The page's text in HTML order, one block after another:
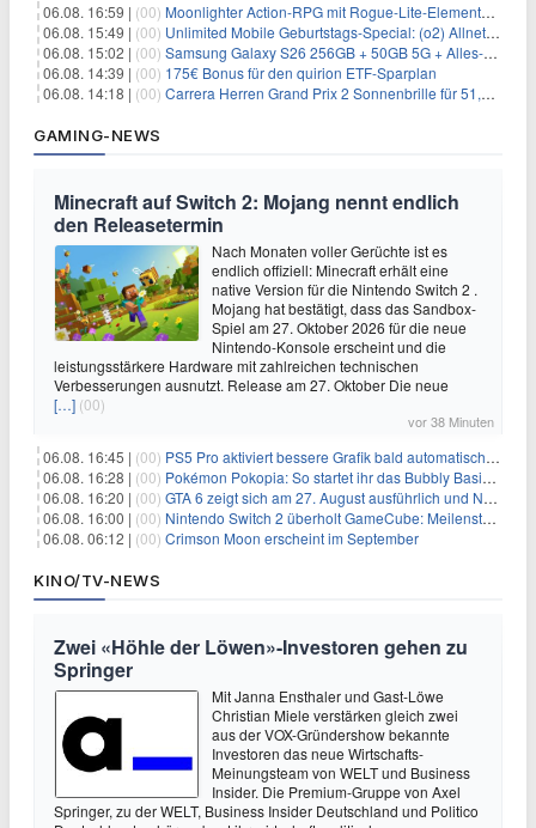
06.08. 16:59 | (00) Moonlighter Action-RPG mit Rogue-Lite-Elementen kostenlos bei Steam
06.08. 15:49 | (00) Unlimited Mobile Geburtstags-Special: (o2) Allnet-Flats ab 14,99€/Monat
06.08. 15:02 | (00) Samsung Galaxy S26 256GB + 50GB 5G + Alles-Flat im Vodafone-Netz für 19,99€/Monat – eff. 0,20€/Monat
06.08. 14:39 | (00) 175€ Bonus für den quirion ETF-Sparplan
06.08. 14:18 | (00) Carrera Herren Grand Prix 2 Sonnenbrille für 51,55€
GAMING-NEWS
Minecraft auf Switch 2: Mojang nennt endlich
den Releasetermin
Nach Monaten voller Gerüchte ist es
endlich offiziell: Minecraft erhält eine
native Version für die Nintendo Switch 2 .
Mojang hat bestätigt, dass das Sandbox-
Spiel am 27. Oktober 2026 für die neue
Nintendo-Konsole erscheint und die
leistungsstärkere Hardware mit zahlreichen technischen
Verbesserungen ausnutzt. Release am 27. Oktober Die neue
[…] (00)
vor 38 Minuten
06.08. 16:45 | (00) PS5 Pro aktiviert bessere Grafik bald automatisch, aber das Update ist kleiner als gedacht
06.08. 16:28 | (00) Pokémon Pokopia: So startet ihr das Bubbly Basin-DLC
06.08. 16:20 | (00) GTA 6 zeigt sich am 27. August ausführlich und Netflix bekommt sechs Stunden Vorsprung
06.08. 16:00 | (00) Nintendo Switch 2 überholt GameCube: Meilenstein schon nach kurzer Zeit erreicht
06.08. 06:12 | (00) Crimson Moon erscheint im September
KINO/TV-NEWS
Zwei «Höhle der Löwen»-Investoren gehen zu
Springer
Mit Janna Ensthaler und Gast-Löwe
Christian Miele verstärken gleich zwei
aus der VOX-Gründershow bekannte
Investoren das neue Wirtschafts-
Meinungsteam von WELT und Business
Insider. Die Premium-Gruppe von Axel
Springer, zu der WELT, Business Insider Deutschland und Politico